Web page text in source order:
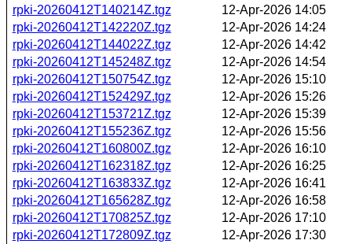
rpki-20260412T140214Z.tgz
12-Apr-2026 14:05
rpki-20260412T142220Z.tgz
12-Apr-2026 14:24
rpki-20260412T144022Z.tgz
12-Apr-2026 14:42
rpki-20260412T145248Z.tgz
12-Apr-2026 14:54
rpki-20260412T150754Z.tgz
12-Apr-2026 15:10
rpki-20260412T152429Z.tgz
12-Apr-2026 15:26
rpki-20260412T153721Z.tgz
12-Apr-2026 15:39
rpki-20260412T155236Z.tgz
12-Apr-2026 15:56
rpki-20260412T160800Z.tgz
12-Apr-2026 16:10
rpki-20260412T162318Z.tgz
12-Apr-2026 16:25
rpki-20260412T163833Z.tgz
12-Apr-2026 16:41
rpki-20260412T165628Z.tgz
12-Apr-2026 16:58
rpki-20260412T170825Z.tgz
12-Apr-2026 17:10
rpki-20260412T172809Z.tgz
12-Apr-2026 17:30